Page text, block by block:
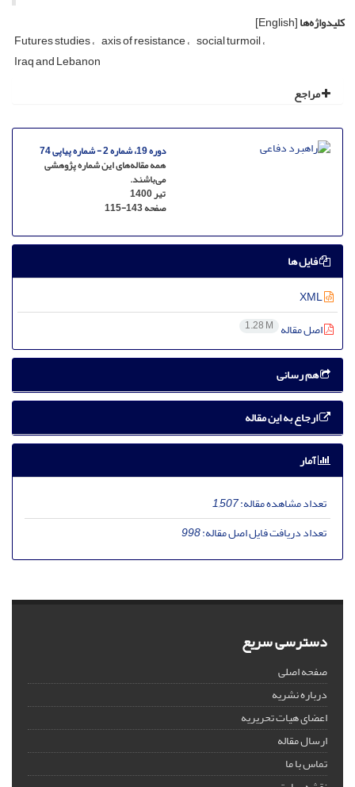
کلیدواژه‌ها[English]
Futures studies axis of resistance social turmoil
Iraq and Lebanon
مراجع
دوره 19، شماره 2 - شماره پیاپی 74
همه مقاله‌های این شماره پژوهشی
می‌باشند.
تیر 1400
صفحه115-143
فایل ها
اصل مقاله 1.28 M
هم رسانی
ارجاع به این مقاله
آمار
تعداد مشاهده مقاله:1,507
تعداد دریافت فایل اصل مقاله:998
دسترسی سریع
صفحه اصلی
درباره نشریه
اعضای هیات تحریریه
ارسال مقاله
تماس با ما